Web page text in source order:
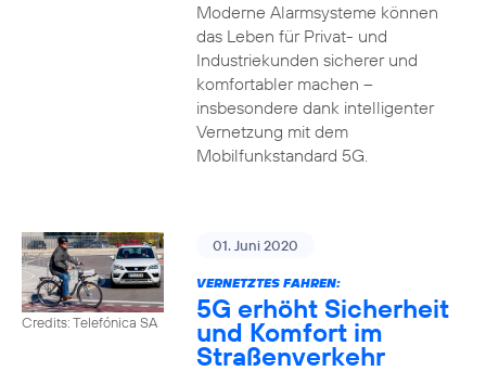
Moderne Alarmsysteme können
das Leben für Privat- und
Industriekunden sicherer und
komfortabler machen –
insbesondere dank intelligenter
Vernetzung mit dem
Mobilfunkstandard 5G.
Credits: Telefónica SA
01. Juni 2020
VERNETZTES FAHREN:
5G erhöht Sicherheit
und Komfort im
Straßenverkehr